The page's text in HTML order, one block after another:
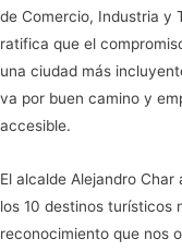
de Comercio, Industria y
ratifica que el
una ciudad más
va por buen camino y
accesible.
El alcalde Alejandro
los 10 destinos turísticos
reconocimiento que nos